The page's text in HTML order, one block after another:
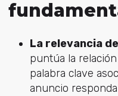
La relevancia
puntúa la
palabra clave
anuncio